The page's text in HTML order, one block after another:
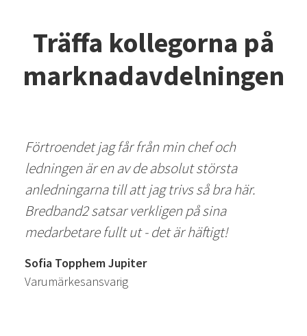
Träffa kollegorna på
marknadavdelningen
Förtroendet jag får från min chef och
ledningen är en av de absolut största
anledningarna till att jag trivs så bra här.
Bredband2 satsar verkligen på sina
medarbetare fullt ut - det är häftigt!
Sofia Topphem Jupiter
Varumärkesansvarig